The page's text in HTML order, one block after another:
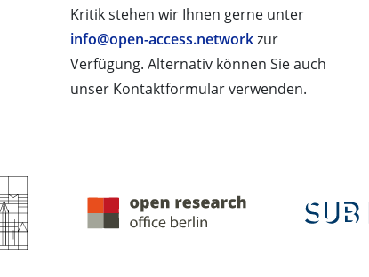
Kritik stehen wir Ihnen gerne unter
info@open-access.networkzur
Verfügung. Alternativ können Sie auch
unser Kontaktformular verwenden.